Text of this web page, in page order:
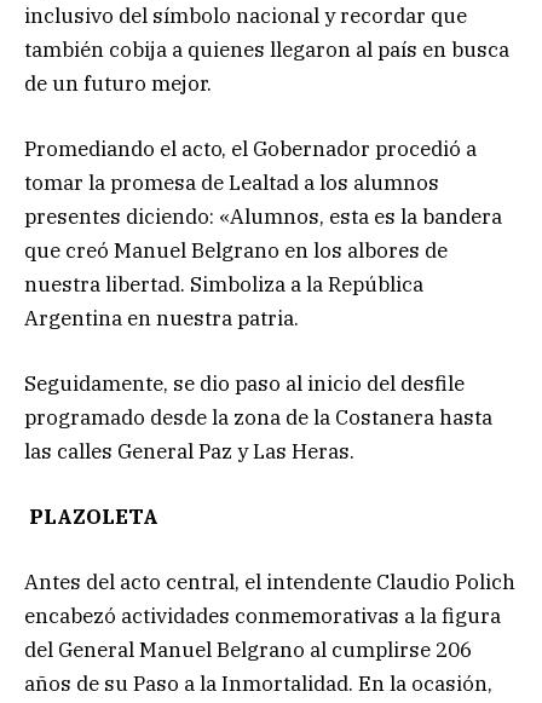
inclusivo del símbolo nacional y recordar que
también cobija a quienes llegaron al país en busca
de un futuro mejor.
Promediando el acto, el Gobernador procedió a
tomar la promesa de Lealtad a los alumnos
presentes diciendo: «Alumnos, esta es la bandera
que creó Manuel Belgrano en los albores de
nuestra libertad. Simboliza a la República
Argentina en nuestra patria.
Seguidamente, se dio paso al inicio del desfile
programado desde la zona de la Costanera hasta
las calles General Paz y Las Heras.
PLAZOLETA
Antes del acto central, el intendente Claudio Polich
encabezó actividades conmemorativas a la figura
del General Manuel Belgrano al cumplirse 206
años de su Paso a la Inmortalidad. En la ocasión,